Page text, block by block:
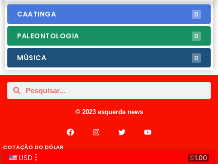
CAATINGA 0
PALEONTOLOGIA 0
MÚSICA 0
© 2023 esquerda news
COTAÇÃO DO DÓLAR